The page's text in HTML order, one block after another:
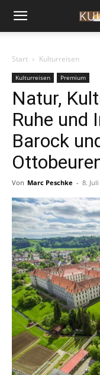
Start Kulturreisen
Kulturreisen Premium
Natur,
Ruhe und
Barock
Von Marc Peschke - 8.